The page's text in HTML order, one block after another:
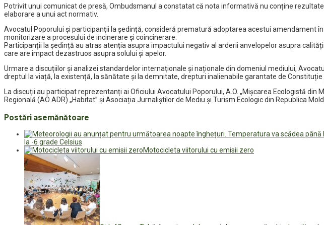
Potrivit unui comunicat de presă, Ombudsmanul a constatat că nota informativă nu conține
elaborare a unui act normativ.
Avocatul Poporului și participanții la ședință, consideră prematură adoptarea acestui amendament
monitorizare a procesului de incinerare și coincinerare.
Participanții la ședință au atras atenția asupra impactului negativ al arderii anvelopelor asupra
care are impact dezastruos asupra solului și apelor.
Urmare a discuțiilor și analizei standardelor internaționale și naționale din domeniul mediului,
dreptul la viață, la existență, la sănătate și la demnitate, drepturi inalienabile garantate de
La discuții au participat reprezentanți ai Oficiului Avocatului Poporului, A.O. „Mișcarea Ecologistă
Regională (AO ADR) „Habitat” și Asociația Jurnaliștilor de Mediu și Turism Ecologic din Republica
Postări asemănătoare
la -6 grade Celsius
Motocicleta viitorului cu emisii zero